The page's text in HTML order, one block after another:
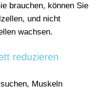
brauchen, können Sie
und nicht
wachsen.
reduzieren
Muskeln